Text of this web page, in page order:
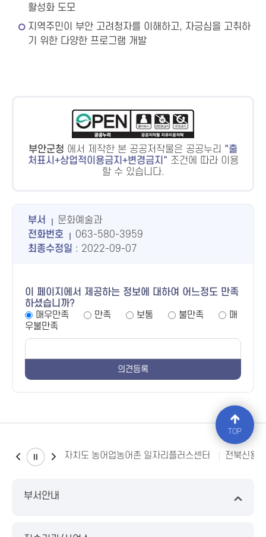
활성화 도모
지역주민이 부안 고려청자를 이해하고, 자긍심을 고취하
기 위한 다양한 프로그램 개발
부안군청 에서 제작한 본 공공저작물은 공공누리
출
처표시+상업적이용금지+변경금지
조건에 따라 이용
할 수 있습니다.
부서
문화예술과
전화번호
063-580-3959
최종수정일 : 2022-09-07
이 페이지에서 제공하는 정보에 대하여 어느정도 만족
하셨습니까?
매우만족
만족 보통 불만족
매
우불만족
전북특별자치도 농어업농어촌 일자리플러스센터 전북신용
부서안내
TOP